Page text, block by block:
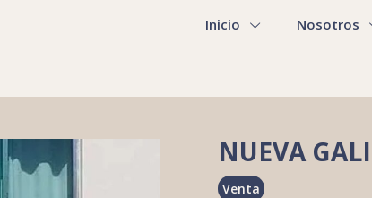
Inicio Nosotros
NUEVA
Venta